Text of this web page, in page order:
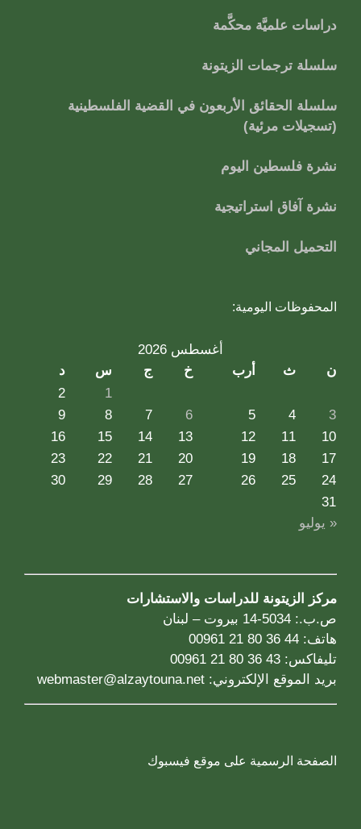
دراسات علميَّة محكَّمة
سلسلة ترجمات الزيتونة
سلسلة الحقائق الأربعون في القضية الفلسطينية
(تسجيلات مرئية)
نشرة فلسطين اليوم
نشرة آفاق استراتيجية
التحميل المجاني
المحفوظات اليومية:
أغسطس 2026
ن
ث أرب خ ج س
د
1
2
3
4
5
6
7
8
9
10
11
12
13
14
15
16
17
18
19
20
21
22
23
24
25
26
27
28
29
30
31
« يوليو
مركز الزيتونة للدراسات والاستشارات
ص.ب.: 5034-14 بيروت – لبنان
هاتف: 44 36 80 21 00961
تليفاكس: 43 36 80 21 00961
بريد الموقع الإلكتروني: webmaster@alzaytouna.net
الصفحة الرسمية على موقع فيسبوك